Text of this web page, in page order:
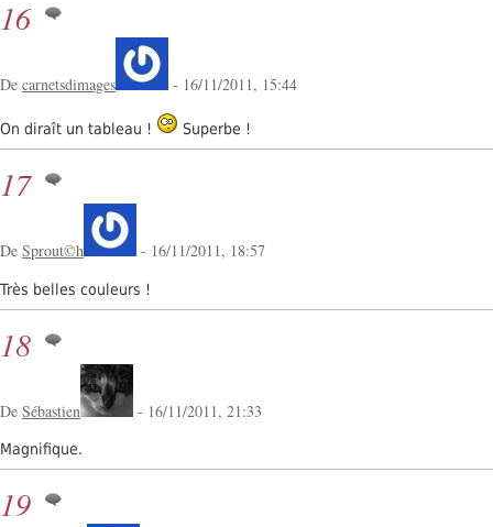
16
De carnetsdimages - 16/11/2011, 15:44
On diraît un tableau ! Superbe !
17
De Sprout©h - 16/11/2011, 18:57
Très belles couleurs !
18
De Sébastien - 16/11/2011, 21:33
Magnifique.
19